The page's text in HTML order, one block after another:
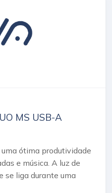
MS USB-A
ótima produtividade
e música. A luz de
se liga durante uma